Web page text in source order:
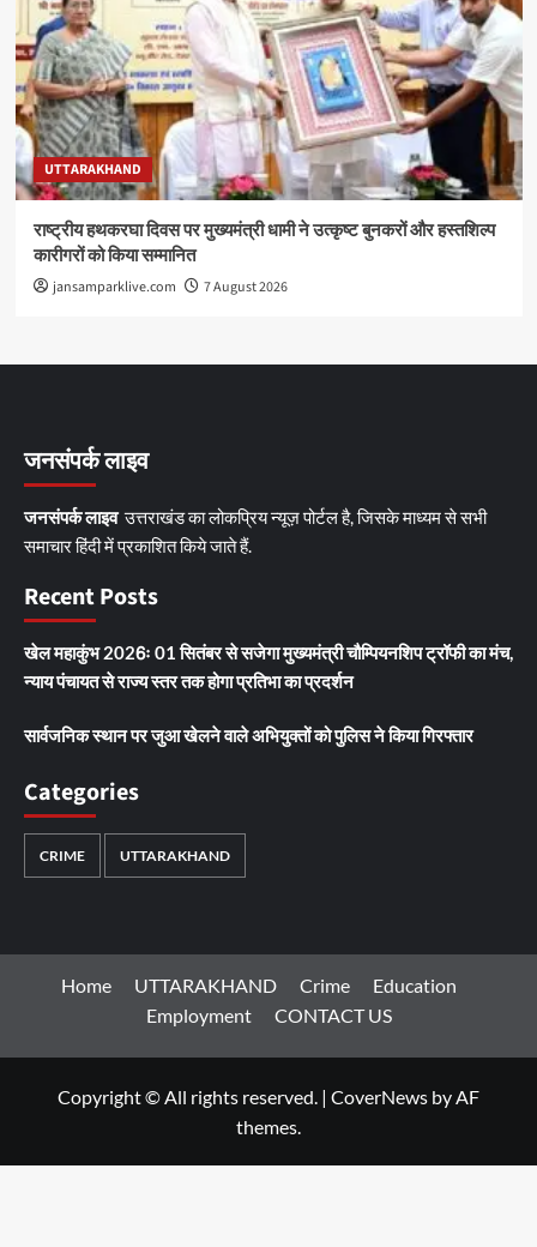
UTTARAKHAND
राष्ट्रीय हथकरघा दिवस पर मुख्यमंत्री धामी ने उत्कृष्ट बुनकरों और हस्तशिल्प
कारीगरों को किया सम्मानित
jansamparklive.com 7 August 2026
जनसंपर्क लाइव
जनसंपर्क लाइवउत्तराखंड का लोकप्रिय न्यूज़ पोर्टल है, जिसके माध्यम से सभी
समाचार हिंदी में प्रकाशित किये जाते हैं.
Recent Posts
खेल महाकुंभ 2026ः 01 सितंबर से सजेगा मुख्यमंत्री चौम्पियनशिप ट्रॉफी का मंच,
न्याय पंचायत से राज्य स्तर तक होगा प्रतिभा का प्रदर्शन
सार्वजनिक स्थान पर जुआ खेलने वाले अभियुक्तों को पुलिस ने किया गिरफ्तार
Categories
CRIME UTTARAKHAND
Home UTTARAKHAND Crime
Education
Employment
CONTACT US
Copyright © All rights reserved. | CoverNews by AF
themes.